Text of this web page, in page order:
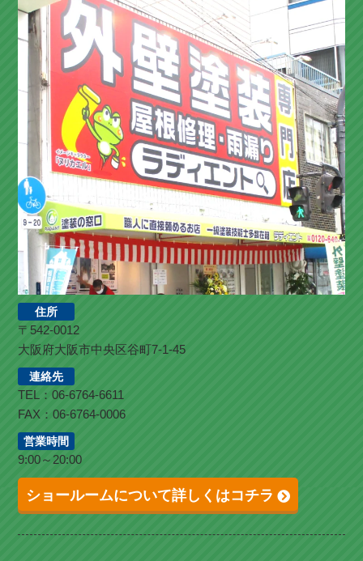
住所
〒542-0012
大阪府大阪市中央区谷町7-1-45
連絡先
TEL：06-6764-6611
FAX：06-6764-0006
営業時間
9:00～20:00
ショールームについて詳しくはコチラ